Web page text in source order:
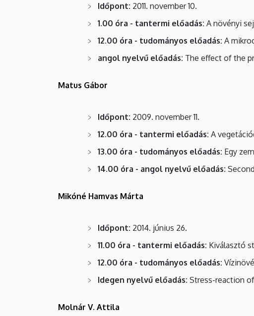
Időpont: 2011. november 10.
1.00 óra - tantermi előadás: A növényi
12.00 óra - tudományos előadás: A
angol nyelvű előadás: The effect of the
Matus Gábor
Időpont: 2009. november 11.
12.00 óra - tantermi előadás: A
13.00 óra - tudományos előadás: Egy
14.00 óra - angol nyelvű előadás:
Mikóné Hamvas Márta
Időpont: 2014. június 26.
11.00 óra - tantermi előadás: Kiválasztó
12.00 óra - tudományos előadás:
Idegen nyelvű előadás: Stress-reaction
Molnár V. Attila